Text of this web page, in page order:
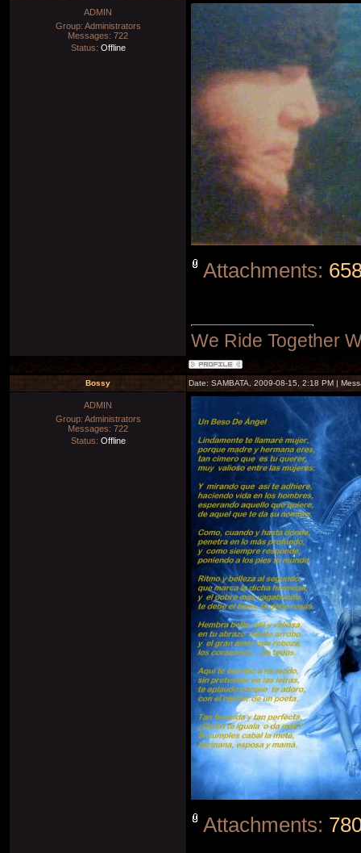
ADMIN
Group: Administrators
Messages: 722
Status: Offline
Attachments:
We Ride Together
Bossy Date: SAMBATA, 2009-08-15, 2:18 PM |
ADMIN
Group: Administrators
Messages: 722
Status: Offline
Attachments: